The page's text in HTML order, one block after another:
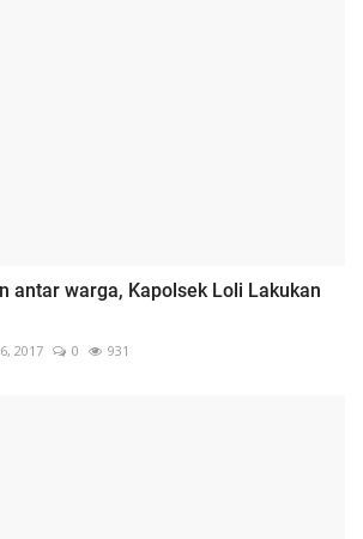
antar warga, Kapolsek Loli Lakukan
2017 0 931